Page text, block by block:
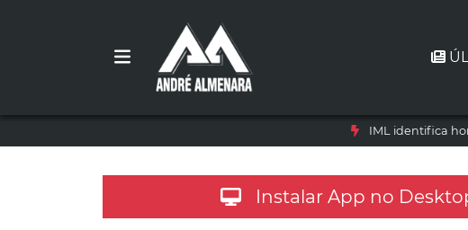
IML identifica
Instalar App no